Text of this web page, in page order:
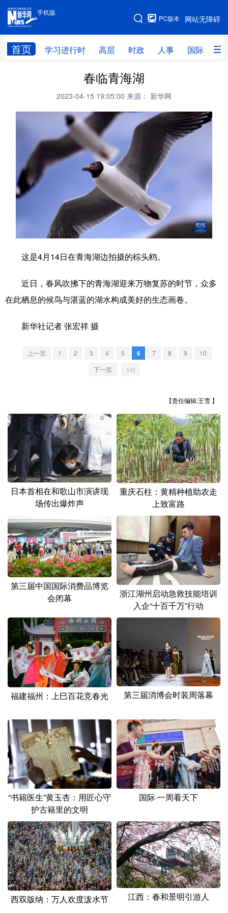
手机版
网站无障碍
PC版本
首页 学习进行时 高层 时政 人事 国际 财
手机版
网站地图
高层 时政
财经 网评
思客智库 全球连线 教育
科技 科创
文化 书画
访谈 视频 图片
中央文件 金融
人居 信息化 数字经济
彩票 娱乐 时尚 悦读
文化产业
辽宁 吉林 上海 江苏
浙江 安徽 福建 江西
山东 河南 湖北 湖南
广东 广西 海南 重庆
四川 贵州
陕西 甘肃 青海 宁夏
新疆 内蒙古 黑龙江
多语种频道
Français عربى
Русский язык
Deutsch Português
春临青海湖
2023-04-15 19:05:00 来源： 新华网
这是4月14日在青海湖边拍摄的棕头鸥。
近日，春风吹拂下的青海湖迎来万物复苏的时节，众多
在此栖息的候鸟与湛蓝的湖水构成美好的生态画卷。
新华社记者 张宏祥 摄
上一页 1 2 3 4 5 6 7 8 9
10
下一页
>>|
【责任编辑:王雪 】
日本首相在和歌山市演讲现
场传出爆炸声
重庆石柱：黄精种植助农走
上致富路
第三届中国国际消费品博览
会闭幕
浙江湖州启动急救技能培训
入企“十百千万”行动
福建福州：上巳百花竞春光 第三届消博会时装周落幕
“书籍医生”黄玉杏：用匠心守
护古籍里的文明
国际·一周看天下
西双版纳：万人欢度泼水节 江西：春和景明引游人